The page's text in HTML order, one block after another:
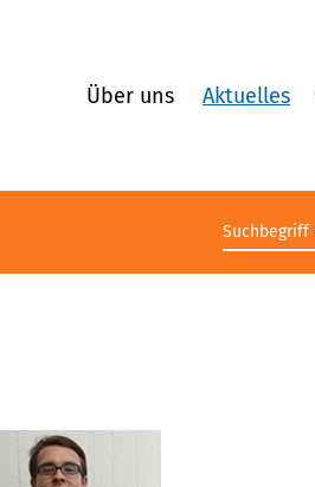
Über uns Aktuelles